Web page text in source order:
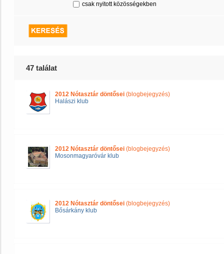
csak nyitott közösségekben
47 találat
2012 Nótasztár döntősei (blogbejegyzés)
Halászi klub
2012 Nótasztár döntősei (blogbejegyzés)
Mosonmagyaróvár klub
2012 Nótasztár döntősei (blogbejegyzés)
Bősárkány klub